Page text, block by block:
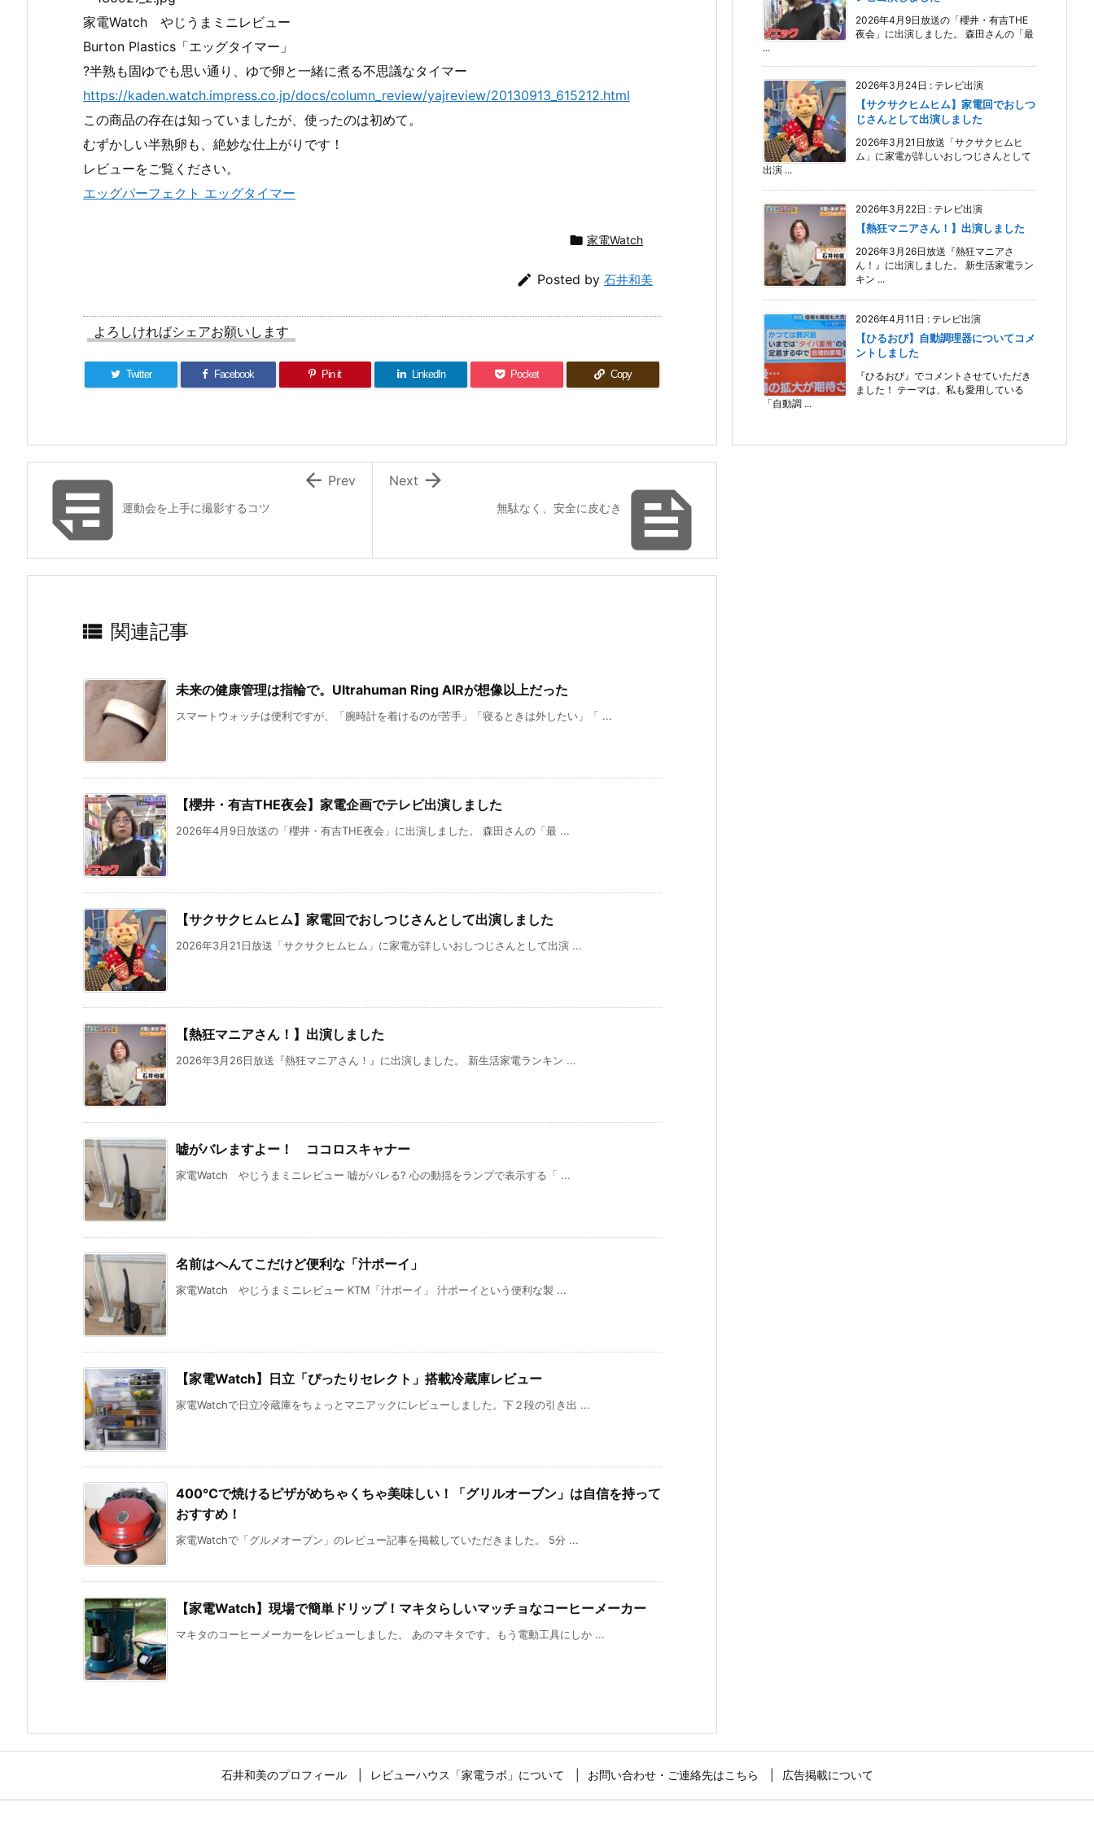
家電Watch やじうまミニレビュー
Burton Plastics「エッグタイマー」
?半熟も固ゆでも思い通り、ゆで卵と一緒に煮る不思議なタイマー
https://kaden.watch.impress.co.jp/docs/column_review/yajreview/20130913_615212.html
この商品の存在は知っていましたが、使ったのは初めて。
むずかしい半熟卵も、絶妙な仕上がりです！
レビューをご覧ください。
エッグパーフェクト エッグタイマー
 家電Watch
 Posted by 石井和美
よろしければシェアお願いします
Twitter Facebook Pin it LinkedIn Pocket Copy

無駄なく、安全に皮むき

Next
運動会を上手に撮影するコツ
 Prev
 関連記事
未来の健康管理は指輪で。Ultrahuman Ring AIRが想像以上だった
スマートウォッチは便利ですが、「腕時計を着けるのが苦手」「寝るときは外したい」「 ...
【櫻井・有吉THE夜会】家電企画でテレビ出演しました
2026年4月9日放送の「櫻井・有吉THE夜会」に出演しました。 森田さんの「最 ...
【サクサクヒムヒム】家電回でおしつじさんとして出演しました
2026年3月21日放送「サクサクヒムヒム」に家電が詳しいおしつじさんとして出演 ...
【熱狂マニアさん！】出演しました
2026年3月26日放送『熱狂マニアさん！』に出演しました。 新生活家電ランキン ...
嘘がバレますよー！ ココロスキャナー
家電Watch やじうまミニレビュー 嘘がバレる? 心の動揺をランプで表示する「 ...
名前はへんてこだけど便利な「汁ポーイ」
家電Watch やじうまミニレビュー KTM「汁ポーイ」 汁ポーイという便利な製 ...
【家電Watch】日立「ぴったりセレクト」搭載冷蔵庫レビュー
家電Watchで日立冷蔵庫をちょっとマニアックにレビューしました。下２段の引き出 ...
400℃で焼けるピザがめちゃくちゃ美味しい！「グリルオーブン」は自信を持って
おすすめ！
家電Watchで「グルメオーブン」のレビュー記事を掲載していただきました。 5分 ...
【家電Watch】現場で簡単ドリップ！マキタらしいマッチョなコーヒーメーカー
マキタのコーヒーメーカーをレビューしました。 あのマキタです。もう電動工具にしか ...
2026年4月9日放送の「櫻井・有吉THE
夜会」に出演しました。 森田さんの「最
...
2026年3月24日 : テレビ出演
【サクサクヒムヒム】家電回でおしつ
じさんとして出演しました
2026年3月21日放送「サクサクヒムヒ
ム」に家電が詳しいおしつじさんとして
出演 ...
2026年3月22日 : テレビ出演
【熱狂マニアさん！】出演しました
2026年3月26日放送『熱狂マニアさ
ん！』に出演しました。 新生活家電ラン
キン ...
2026年4月11日 : テレビ出演
【ひるおび】自動調理器についてコメ
ントしました
『ひるおび』でコメントさせていただき
ました！ テーマは、私も愛用している
「自動調 ...
石井和美のプロフィール レビューハウス「家電ラボ」について お問い合わせ・ご連絡先はこちら 広告掲載について